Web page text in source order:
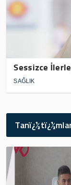
Sessizce
SAĞLIK